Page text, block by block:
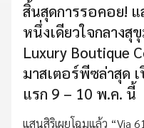
สิ้นสุดการรอคอย! แ
หนึ่งเดียวใจกลางสุ
Luxury Boutique
มาสเตอร์พีซล่าสุด
แรก 9 – 10 พ.ค. นี้
แสนสิริเผยโฉมแล้ว “Via